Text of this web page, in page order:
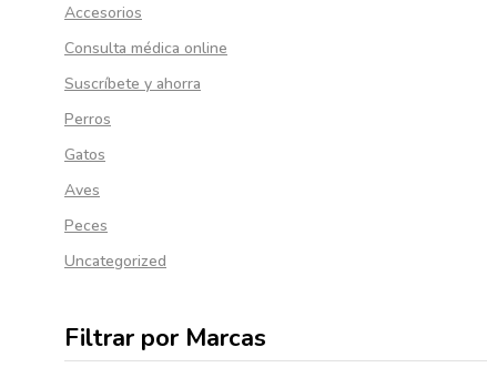
Accesorios
Consulta médica online
Suscríbete y ahorra
Perros
Gatos
Aves
Peces
Uncategorized
Filtrar por Marcas